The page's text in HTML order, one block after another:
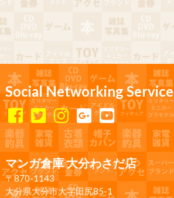
Social Networking Service
マンガ倉庫 大分わさだ店
〒870-1143
大分県大分市大字田尻85-1